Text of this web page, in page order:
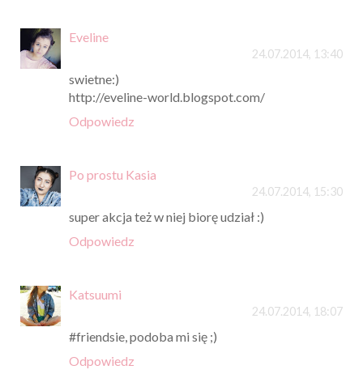
Eveline
24.07.2014, 13:40
swietne:)
http://eveline-world.blogspot.com/
Odpowiedz
Po prostu Kasia
24.07.2014, 15:30
super akcja też w niej biorę udział :)
Odpowiedz
Katsuumi
24.07.2014, 18:07
#friendsie, podoba mi się ;)
Odpowiedz